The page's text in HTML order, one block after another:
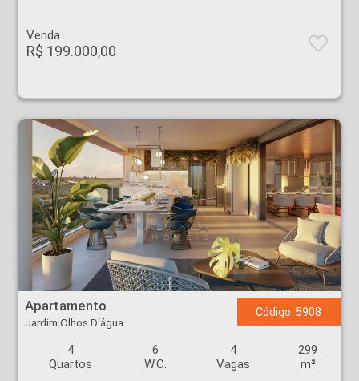
Venda
R$ 199.000,00
Apartamento - Jardim Olhos D'água - Ribeirão Preto
Apartamento
Jardim Olhos D'água
Código: 5908
4
Quartos
6
W.C.
4
Vagas
299
m²